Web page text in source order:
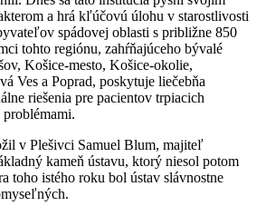
a hrá kľúčovú úlohu v starostlivosti
spádovej oblasti s približne 850
tohto regiónu, zahŕňajúceho bývalé
Košice-mesto, Košice-okolie,
Ves a Poprad, poskytuje liečebňa
riešenia pre pacientov trpiacich
v Plešivci Samuel Blum, majiteľ
kameň ústavu, ktorý niesol potom
toho istého roku bol ústav slávnostne